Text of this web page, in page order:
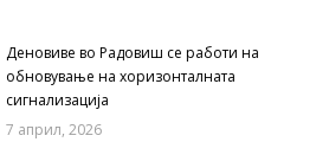
Деновиве во Радовиш се работи на
обновување на хоризонталната
сигнализација
7 април, 2026